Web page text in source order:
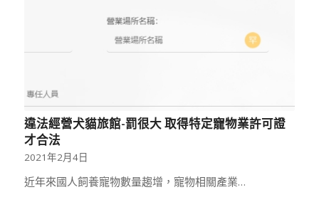
違法經營犬貓旅館-罰很大 取得特定寵物業許可證
才合法
2021年2月4日
近年來國人飼養寵物數量趨增，寵物相關產業…